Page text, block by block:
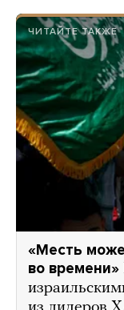
ЧИТАЙТЕ ТАКЖЕ
«Месть
во времени»